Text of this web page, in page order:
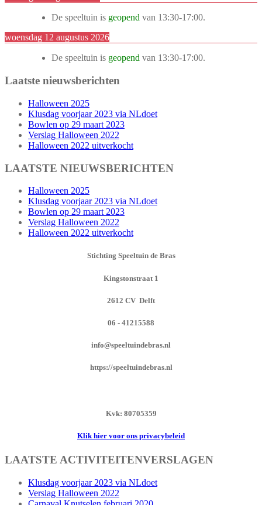
De speeltuin is geopend van 13:30-17:00.
woensdag 12 augustus 2026
De speeltuin is geopend van 13:30-17:00.
Laatste nieuwsberichten
Halloween 2025
Klusdag voorjaar 2023 via NLdoet
Bowlen op 29 maart 2023
Verslag Halloween 2022
Halloween 2022 uitverkocht
LAATSTE NIEUWSBERICHTEN
Halloween 2025
Klusdag voorjaar 2023 via NLdoet
Bowlen op 29 maart 2023
Verslag Halloween 2022
Halloween 2022 uitverkocht
Stichting Speeltuin de Bras
Kingstonstraat 1
2612 CV Delft
06 - 41215588
info@speeltuindebras.nl
https://speeltuindebras.nl
Kvk: 80705359
Klik hier voor ons privacybeleid
LAATSTE ACTIVITEITENVERSLAGEN
Klusdag voorjaar 2023 via NLdoet
Verslag Halloween 2022